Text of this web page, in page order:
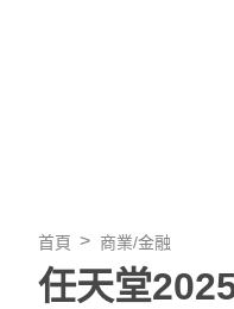
首頁 商業/金融
任天堂